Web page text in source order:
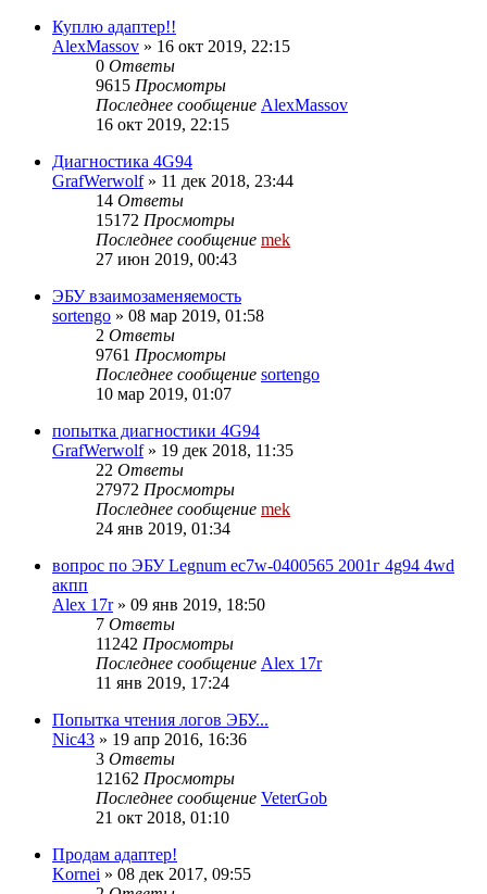
Куплю адаптер!!
AlexMassov » 16 окт 2019, 22:15
0 Ответы
9615 Просмотры
Последнее сообщение AlexMassov
16 окт 2019, 22:15
Диагностика 4G94
GrafWerwolf» 11 дек 2018, 23:44
14 Ответы
15172 Просмотры
Последнее сообщение mek
27 июн 2019, 00:43
ЭБУ взаимозаменяемость
sortengo » 08 мар 2019, 01:58
2 Ответы
9761 Просмотры
Последнее сообщение sortengo
10 мар 2019, 01:07
попытка диагностики 4G94
GrafWerwolf» 19 дек 2018, 11:35
22 Ответы
27972 Просмотры
Последнее сообщение mek
24 янв 2019, 01:34
вопрос по ЭБУ Legnum ec7w-0400565 2001г 4g94 4wd
акпп
Alex 17r» 09 янв 2019, 18:50
7 Ответы
11242 Просмотры
Последнее сообщение Alex 17r
11 янв 2019, 17:24
Попытка чтения логов ЭБУ...
Nic43 » 19 апр 2016, 16:36
3 Ответы
12162 Просмотры
Последнее сообщение VeterGob
21 окт 2018, 01:10
Продам адаптер!
Kornei » 08 дек 2017, 09:55